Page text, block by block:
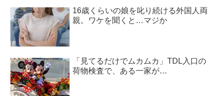
16歳くらいの娘を叱り続ける外国人両
親。ワケを聞くと…マジか
「見てるだけでムカムカ」TDL入口の
荷物検査で、ある一家が…